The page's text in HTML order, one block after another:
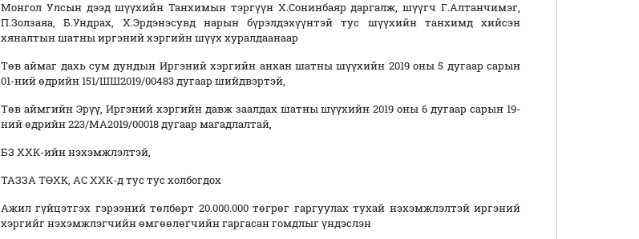
Монгол Улсын дээд шүүхийн Танхимын тэргүүн Х.Сонинбаяр даргалж, шүүгч Г.Алтанчимэг,
П.Золзаяа, Б.Ундрах, Х.Эрдэнэсувд нарын бүрэлдэхүүнтэй тус шүүхийн танхимд хийсэн
хяналтын шатны иргэнийхэргийн шүүх хуралдаанаар
Төв аймаг дахь сум дундын Иргэний хэргийн анхан шатны шүүхийн 2019 оны 5 дугаар сарын
01-ний өдрийн 151/ШШ2019/00483 дугаар шийдвэртэй,
Төв аймгийн Эрүү, Иргэний хэргийн давж заалдах шатны шүүхийн 2019 оны 6 дугаар сарын 19-
ний өдрийн 223/МА2019/00018 дугаар магадлалтай,
БЗ ХХК-ийн нэхэмжлэлтэй,
ТАЗЗА ТӨХК, АС ХХК-д тус тус холбогдох
Ажил гүйцэтгэх гэрээний төлбөрт 20.000.000 төгрөг гаргуулах тухай нэхэмжлэлтэй иргэний
хэргийг нэхэмжлэгчийн өмгөөлөгчийн гаргасан гомдлыг үндэслэн